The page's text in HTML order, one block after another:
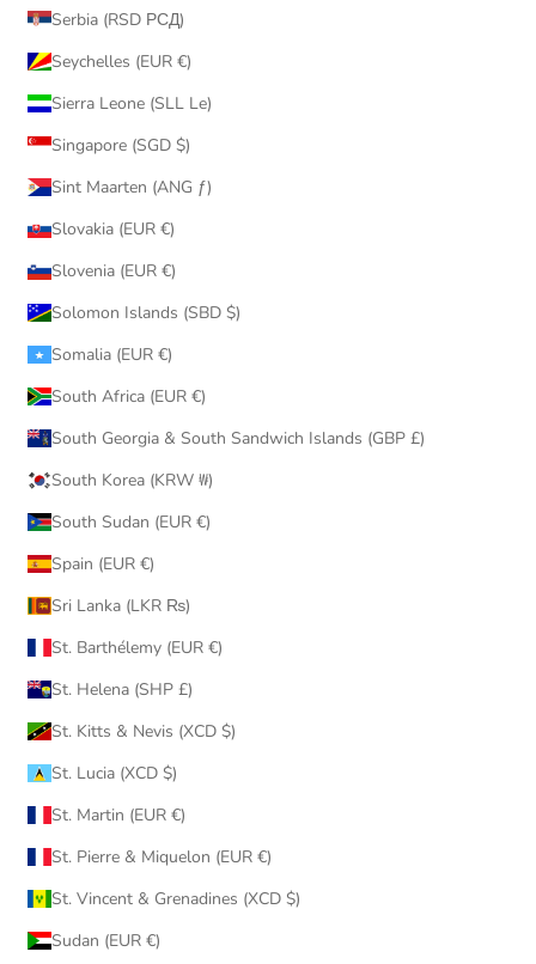
Serbia (RSD РСД)
Seychelles (EUR €)
Sierra Leone (SLL Le)
Singapore (SGD $)
Sint Maarten (ANG ƒ)
Slovakia (EUR €)
Slovenia (EUR €)
Solomon Islands (SBD $)
Somalia (EUR €)
South Africa (EUR €)
South Georgia & South Sandwich Islands (GBP £)
South Korea (KRW ₩)
South Sudan (EUR €)
Spain (EUR €)
Sri Lanka (LKR ₨)
St. Barthélemy (EUR €)
St. Helena (SHP £)
St. Kitts & Nevis (XCD $)
St. Lucia (XCD $)
St. Martin (EUR €)
St. Pierre & Miquelon (EUR €)
St. Vincent & Grenadines (XCD $)
Sudan (EUR €)